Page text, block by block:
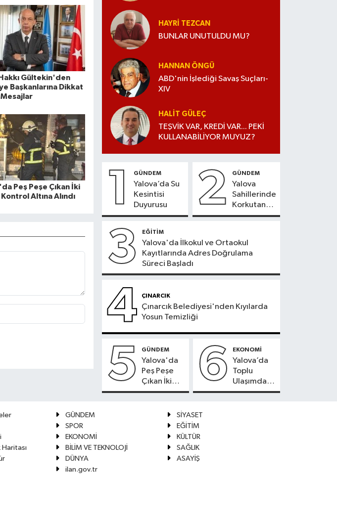
Gültekin'den
Başkanlarına Dikkat
Peş Peşe Çıkan İki
Kontrol Altına Alındı
HAYRI TEZCAN
BUNLAR UNUTULDU MU?
HANNAN ÖNGÜ
ABD'nin İşlediği Savaş Suçları-
XIV
HALIT GÜLEÇ
TEŞVİK VAR, KREDİ VAR... PEKİ
KULLANABİLİYOR MUYUZ?
1 GÜNDEM
Yalova’da Su
Kesintisi
Duyurusu
2 GÜNDEM
Yalova
Sahillerinde
Korkutan
Tablo
3 EĞİTİM
Yalova'da İlkokul ve Ortaokul
Kayıtlarında Adres Doğrulama
Süreci Başladı
4 ÇINARCIK
Çınarcık Belediyesi'nden Kıyılarda
Yosun Temizliği
5 GÜNDEM
Yalova'da
Peş Peşe
Çıkan İki
Yangın
6 EKONOMİ
Yalova’da
Toplu
Ulaşımda
Kartlı
GÜNDEM
SİYASET
SPOR
EĞİTİM
EKONOMİ
KÜLTÜR
BİLİM VE TEKNOLOJİ
SAĞLIK
DÜNYA
ASAYİŞ
ilan.gov.tr